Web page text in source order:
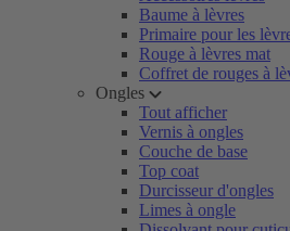
Baume à lèvres
Primaire pour les
Rouge à lèvres mat
Coffret de rouges à
Ongles
Tout afficher
Vernis à ongles
Couche de base
Top coat
Durcisseur d'ongles
Limes à ongle